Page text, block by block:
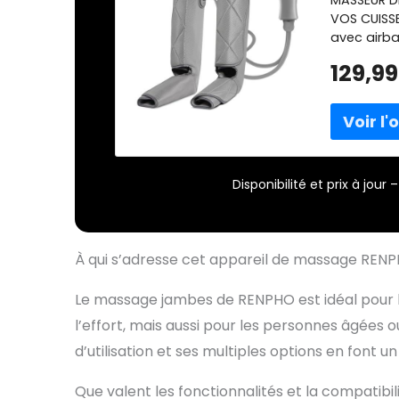
VOS
avec
vos
repos et
Utilisez
d’intensité
de
mollet
vous
minutes
Disponibilité et prix à jour
À qui s’adresse cet appareil de massage
Le massage jambes de RENPHO est idéal
l’effort, mais aussi pour les personnes
d’utilisation et ses multiples options en font
Que valent les fonctionnalités et la